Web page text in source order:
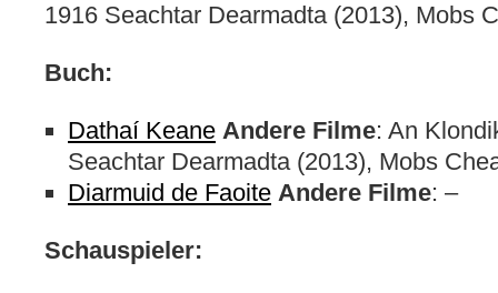
1916 Seachtar Dearmadta (2013), Mobs
Buch:
Dathaí Keane Andere Filme: An
Seachtar Dearmadta (2013), Mobs
Diarmuid de Faoite Andere Filme: –
Schauspieler: